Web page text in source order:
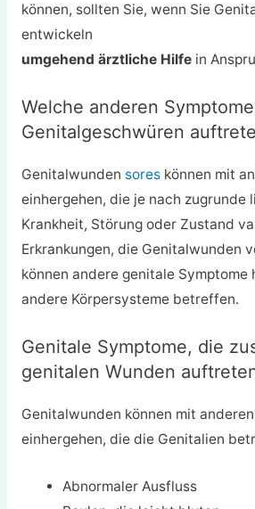
können, sollten Sie, wenn Sie
entwickeln
umgehend ärztliche Hilfein
Welche anderen
Genitalgeschwüren
Genitalwunden soreskönnen mit
einhergehen, die je nach zugrunde
Krankheit, Störung oder Zustand
Erkrankungen, die Genitalwunden
können andere genitale
andere Körpersysteme betreffen.
Genitale Symptome, die
genitalen Wunden
Genitalwunden können mit
einhergehen, die die Genitalien
Abnormaler Ausfluss